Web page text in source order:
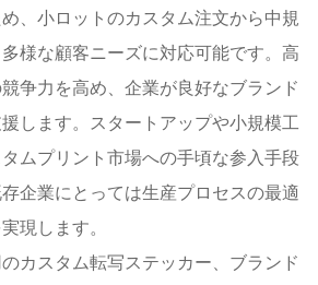
、小ロットのカスタム注文から中規
様な顧客ニーズに対応可能です。高
争力を高め、企業が良好なブランド
します。スタートアップや小規模工
ムプリント市場への手頃な参入手段
企業にとっては生産プロセスの最適
現します。
カスタム転写ステッカー、ブランド